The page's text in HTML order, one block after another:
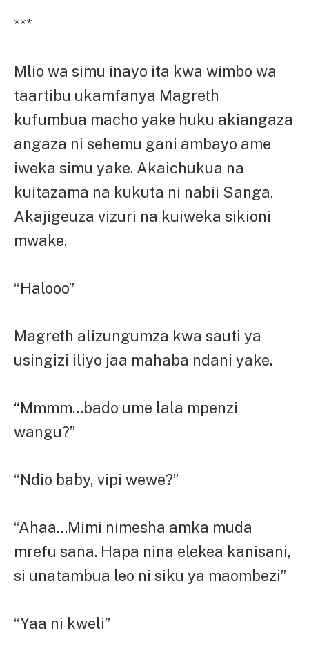
***
Mlio wa simu inayo ita kwa wimbo wa
taartibu ukamfanya Magreth
kufumbua macho yake huku akiangaza
angaza ni sehemu gani ambayo ame
iweka simu yake. Akaichukua na
kuitazama na kukuta ni nabii Sanga.
Akajigeuza vizuri na kuiweka sikioni
mwake.
“Halooo”
Magreth alizungumza kwa sauti ya
usingizi iliyo jaa mahaba ndani yake.
“Mmmm…bado ume lala mpenzi
wangu?”
“Ndio baby, vipi wewe?”
“Ahaa…Mimi nimesha amka muda
mrefu sana. Hapa nina elekea kanisani,
si unatambua leo ni siku ya maombezi”
“Yaa ni kweli”